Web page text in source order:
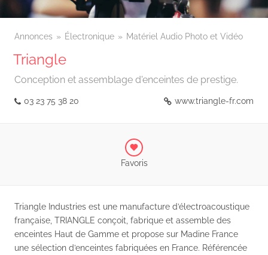
Annonces Électronique Matériel Audio Photo et Vidéo
Triangle
Conception et assemblage d'enceintes de prestige.
03 23 75 38 20 www.triangle-fr.com
Favoris
Triangle Industries est une manufacture d’électroacoustique
française, TRIANGLE conçoit, fabrique et assemble des
enceintes Haut de Gamme et propose sur Madine France
une sélection d’enceintes fabriquées en France. Référencée